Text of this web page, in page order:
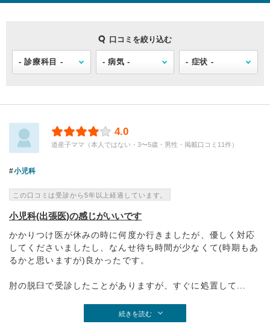
口コミを絞り込む
4.0
道産子ママ（本人ではない・3〜5歳・男性・掲載口コミ11件）
小児科
この口コミは受診から5年以上経過しています。
小児科(出張医)の感じがいいです
かかりつけ医が休みの時に何度か行きましたが、優しく対応
してくださいましたし、なんせ待ち時間が少なくて(時期もあ
るかと思いますが)良かったです。
肘の脱臼で受診したことがありますが、すぐに処置して...
続きを読む